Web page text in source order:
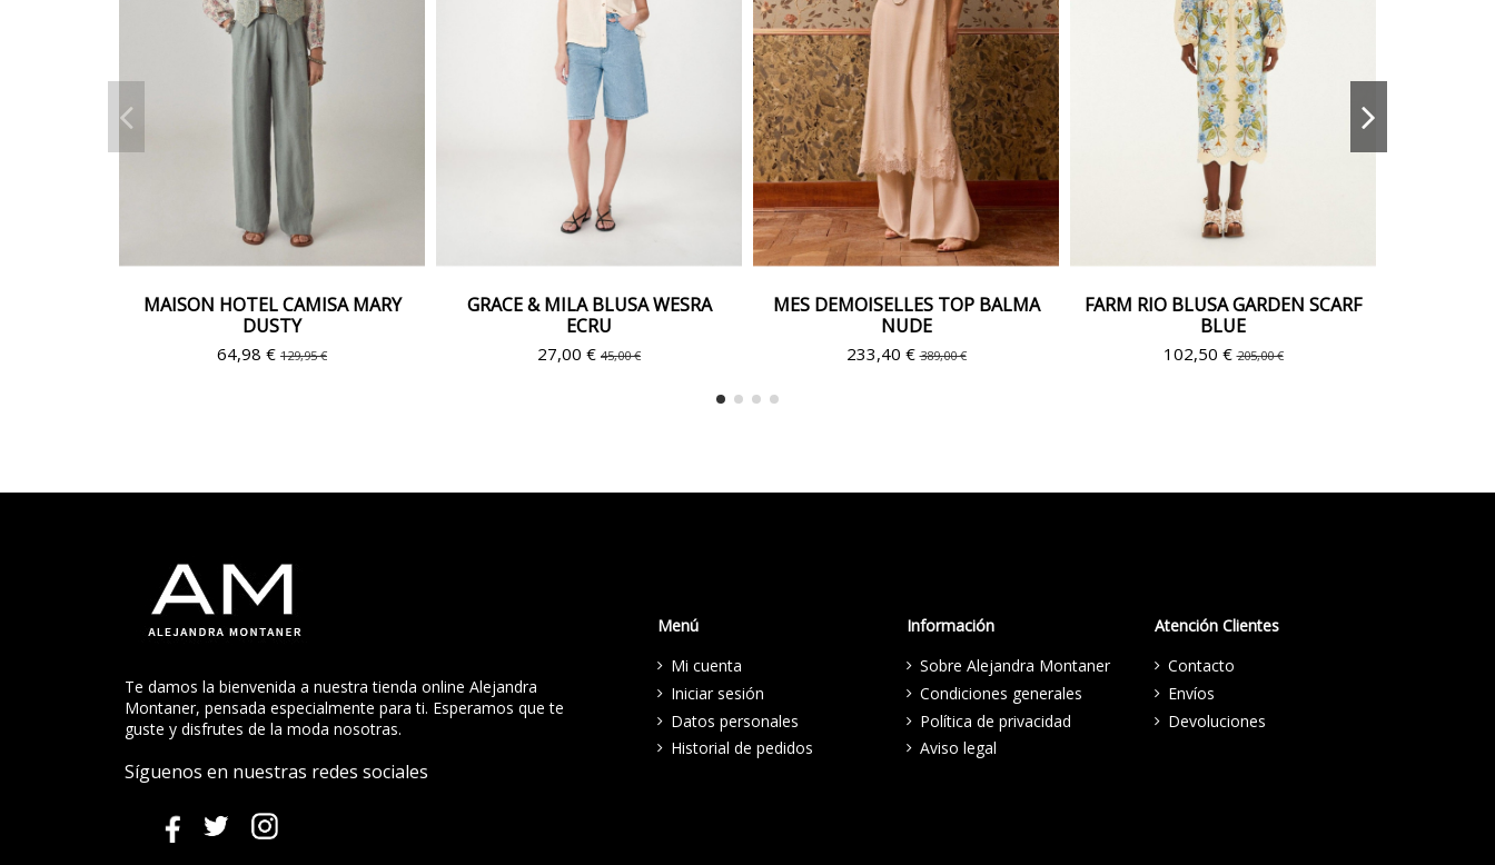
MAISON HOTEL CAMISA MARY
DUSTY
64,98 € 129,95 €
GRACE & MILA BLUSA WESRA
ECRU
27,00 € 45,00 €
MES DEMOISELLES TOP BALMA
NUDE
233,40 €389,00 €
FARM RIO BLUSA GARDEN SCARF
BLUE
102,50 €205,00 €
Te damos la bienvenida a nuestra tienda online Alejandra
Montaner, pensada especialmente para ti. Esperamos que te
guste y disfrutes de la moda nosotras.
Síguenos en nuestras redes sociales
Menú
Mi cuenta
Iniciar sesión
Datos personales
Historial de pedidos
Información
Sobre Alejandra Montaner
Condiciones generales
Política de privacidad
Aviso legal
Atención Clientes
Contacto
Envíos
Devoluciones